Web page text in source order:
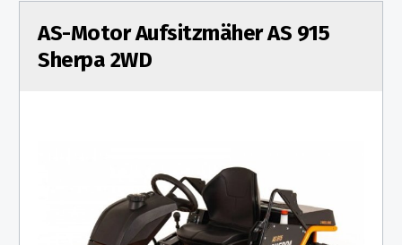
AS-Motor Aufsitzmäher AS 915
Sherpa 2WD